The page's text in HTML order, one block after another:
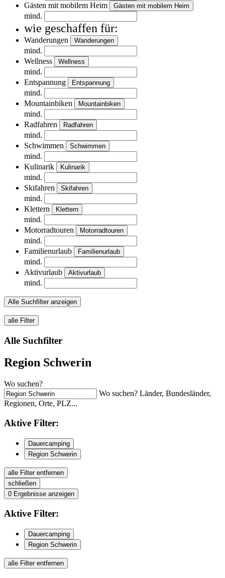
Gästen mit mobilem Heim
Gästen mit mobilem Heim
mind.
wie geschaffen für:
Wanderungen Wanderungen
mind.
Wellness
Wellness
mind.
Entspannung
Entspannung
mind.
Mountainbiken
Mountainbiken
mind.
Radfahren
Radfahren
mind.
Schwimmen
Schwimmen
mind.
Kulinarik
Kulinarik
mind.
Skifahren
Skifahren
mind.
Klettern
Klettern
mind.
Motorradtouren
Motorradtouren
mind.
Familienurlaub
Familienurlaub
mind.
Aktivurlaub
Aktivurlaub
mind.
Alle Suchfilter anzeigen
alle Filter
Alle Suchfilter
Region Schwerin
Wo suchen?
Wo suchen? Länder, Bundesländer,
Regionen, Orte, PLZ...
Aktive Filter:
Dauercamping
Region Schwerin
alle Filter entfernen
schließen
0 Ergebnisse anzeigen
Aktive Filter:
Dauercamping
Region Schwerin
alle Filter entfernen